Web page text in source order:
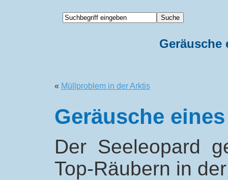
Geräusche
« Müllproblem in der Arktis
Geräusche
Der Seeleopard
Top-Räubern in